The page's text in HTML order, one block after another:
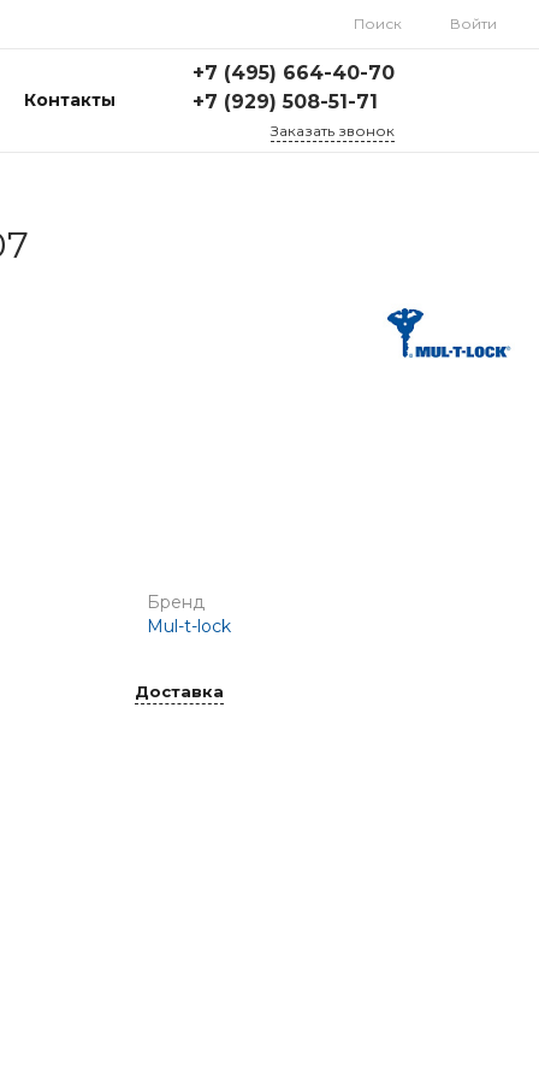
Поиск Войти
Контакты
+7 (495) 664-40-70
+7 (929) 508-51-71
Заказать звонок
Бренд
Mul-t-lock
Доставка